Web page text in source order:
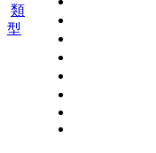
類
型